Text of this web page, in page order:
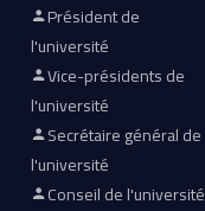
Président de
l'université
Vice-présidents de
l'université
Secrétaire général de
l'université
Conseil de l'université